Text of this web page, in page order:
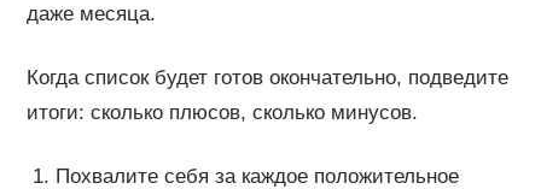
даже месяца.
Когда список будет готов окончательно, подведите
итоги: сколько плюсов, сколько минусов.
Похвалите себя за каждое положительное